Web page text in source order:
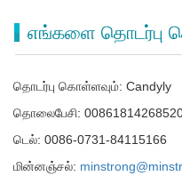
எங்களை தொடர்பு
தொடர்பு கொள்ளவும்: Candyly
தொலைபேசி:
டெல்: 0086-0731-84115166
மின்னஞ்சல்: